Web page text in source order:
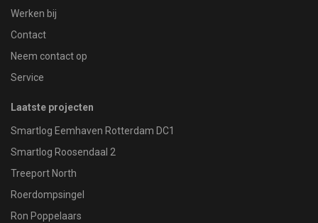
Werken bij
Contact
Neem contact op
Service
Laatste projecten
Smartlog Eemhaven Rotterdam DC1
Smartlog Roosendaal 2
Treeport North
Roerdompsingel
Ron Poppelaars